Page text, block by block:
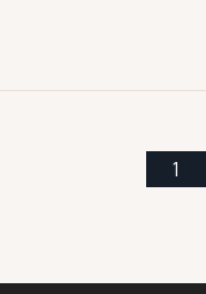
1